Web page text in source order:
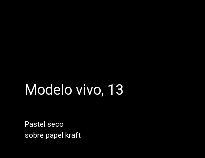
Modelo vivo, 13
Pastel seco
sobre papel kraft